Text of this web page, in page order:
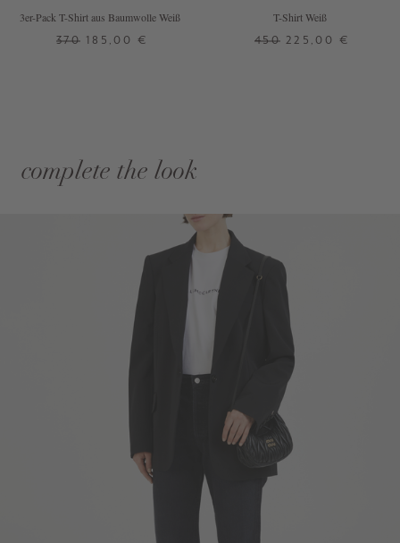
3er-Pack T-Shirt aus Baumwolle Weiß
370 185,00 €
T-Shirt Weiß
450 225,00 €
complete the look